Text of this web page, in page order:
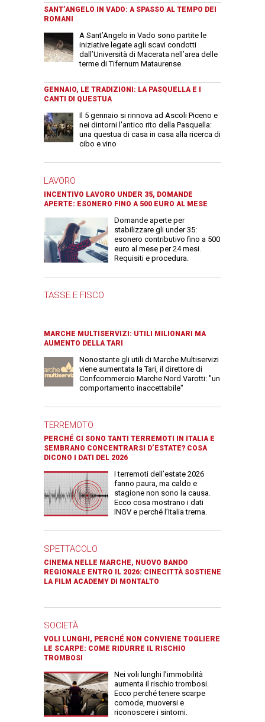
SANT’ANGELO IN VADO: A SPASSO AL TEMPO DEI
ROMANI
A Sant’Angelo in Vado sono partite le
iniziative legate agli scavi condotti
dall’Università di Macerata nell’area delle
terme di Tifernum Mataurense
GENNAIO, LE TRADIZIONI: LA PASQUELLA E I
CANTI DI QUESTUA
Il 5 gennaio si rinnova ad Ascoli Piceno e
nei dintorni l'antico rito della Pasquella:
una questua di casa in casa alla ricerca di
cibo e vino
LAVORO
INCENTIVO LAVORO UNDER 35, DOMANDE
APERTE: ESONERO FINO A 500 EURO AL MESE
Domande aperte per
stabilizzare gli under 35:
esonero contributivo fino a 500
euro al mese per 24 mesi.
Requisiti e procedura.
TASSE E FISCO
MARCHE MULTISERVIZI: UTILI MILIONARI MA
AUMENTO DELLA TARI
Nonostante gli utili di Marche Multiservizi
viene aumentata la Tari, il direttore di
Confcommercio Marche Nord Varotti: "un
comportamento inaccettabile"
TERREMOTO
PERCHÉ CI SONO TANTI TERREMOTI IN ITALIA E
SEMBRANO CONCENTRARSI D’ESTATE? COSA
DICONO I DATI DEL 2026
I terremoti dell’estate 2026
fanno paura, ma caldo e
stagione non sono la causa.
Ecco cosa mostrano i dati
INGV e perché l’Italia trema.
SPETTACOLO
CINEMA NELLE MARCHE, NUOVO BANDO
REGIONALE ENTRO IL 2026: CINECITTÀ SOSTIENE
LA FILM ACADEMY DI MONTALTO
SOCIETÀ
VOLI LUNGHI, PERCHÉ NON CONVIENE TOGLIERE
LE SCARPE: COME RIDURRE IL RISCHIO
TROMBOSI
Nei voli lunghi l’immobilità
aumenta il rischio trombosi.
Ecco perché tenere scarpe
comode, muoversi e
riconoscere i sintomi.